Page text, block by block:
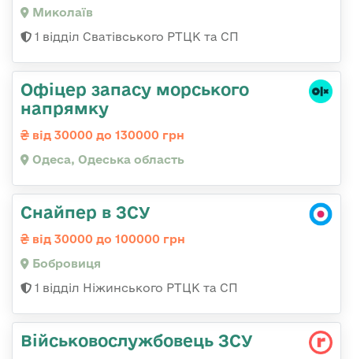
Миколаїв
1 відділ Сватівського РТЦК та СП
Офіцер запасу морського
напрямку
від 30000 до 130000 грн
Одеса, Одеська область
Снайпер в ЗСУ
від 30000 до 100000 грн
Бобровиця
1 відділ Ніжинського РТЦК та СП
Військовослужбовець ЗСУ